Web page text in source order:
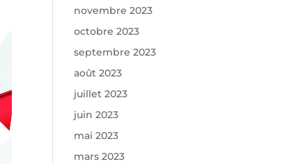
novembre 2023
octobre 2023
septembre 2023
août 2023
juillet 2023
juin 2023
mai 2023
mars 2023